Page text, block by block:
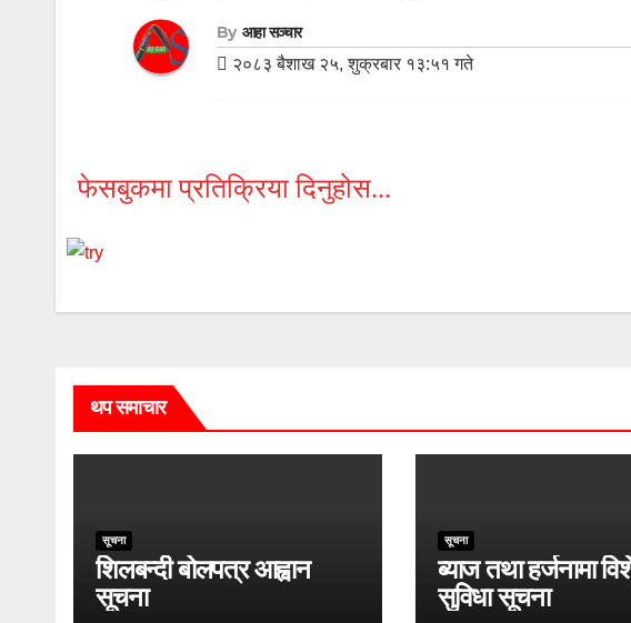
By आहा सञ्चार
२०८३ बैशाख २५, शुक्रबार १३:५१ गते
फेसबुकमा प्रतिक्रिया दिनुहोस...
थप समाचार
सूचना
शिलबन्दी बोलपत्र आह्वान
सूचना
सूचना
ब्याज तथा हर्जनामा
सुविधा सूचना